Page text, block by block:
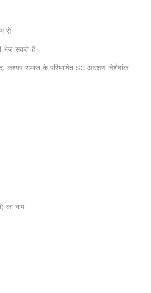
से
भेज सकते हैं।
कश्यप समाज के परिभाषित SC आरक्षण विशेषांक
का नाम